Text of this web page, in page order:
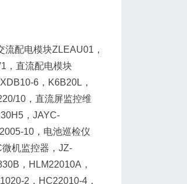
配电模块ZLEAU01，
，直流配电模块
6，K6B20L，
10，直流屏监控维
，JAYC-
10，电池巡检仪
机监控器，JZ-
，HLM22010A，
2，HC22010-4，